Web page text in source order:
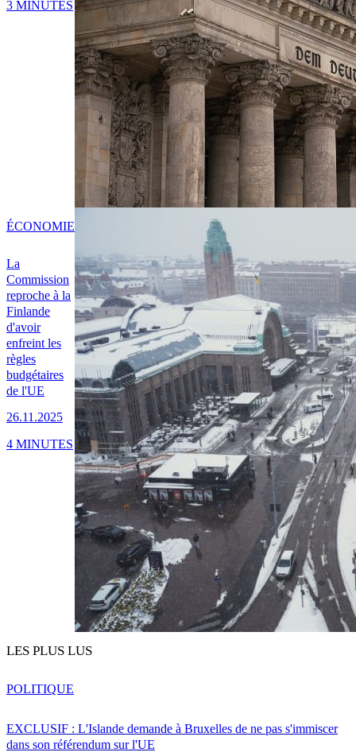
3 MINUTES
La
Commission
reproche à la
Finlande
d'avoir
enfreint les
règles
budgétaires
de l'UE
26.11.2025
ÉCONOMIE
4 MINUTES
LES PLUS LUS
EXCLUSIF : L'Islande demande à Bruxelles de ne pas s'immiscer
dans son référendum sur l'UE
POLITIQUE